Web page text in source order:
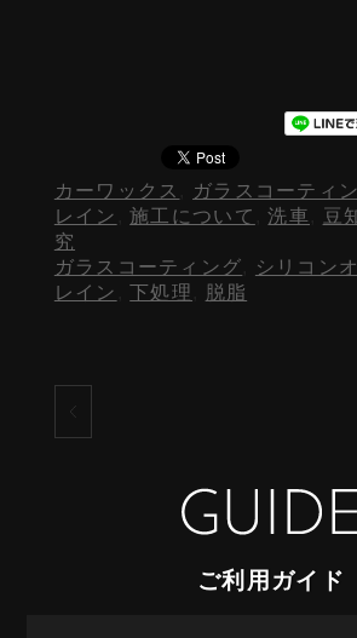
カーワックス ガラスコーティ
レイン
,施工について ,洗車 豆
究
ガラスコーティング
シリコン
レイン
,下処理 脱脂
ご利用ガイド